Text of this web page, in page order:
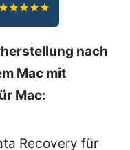
nach
Mac mit
Mac:
Recovery für